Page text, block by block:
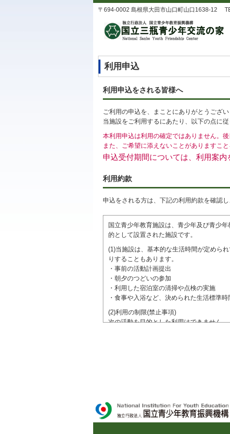
〒694-0002 島根県大田市山口町山口1638-12
利用申込
利用申込をされる皆様へ
ご利用の申込を、まことにありがとうござい
当施設をご利用するにあたり、以下の点に
本利用申込は利用の確定ではありません。
また、ご希望に添えないことがありますこ
申込受付期間については、利用案内
利用約款
申込をされる方は、下記の利用約款を確認
国立青少年教育施設は、青少年及び青少
的として設置された施設です。
(1)当施設は、基本的な生活時間が定めら
りすることもあります。
・事前の活動計画提出
・朝夕のつどいの参加
・利用した宿泊室の清掃や点検の実施
・食事や入浴など、決められた生活標準
(2)利用の制限(禁止事項)
次の活動を目的とした利用はできません。
●特定の政党を支持、またはこれに反対す
●特定の宗教を支持、またはこれに反対
域での勧誘活動を行ったり、自らの団体
ご利用に際しては、本約款や定められた